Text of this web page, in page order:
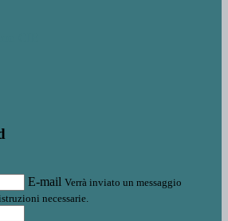
E-mail Verrà inviato un messaggio
necessarie.